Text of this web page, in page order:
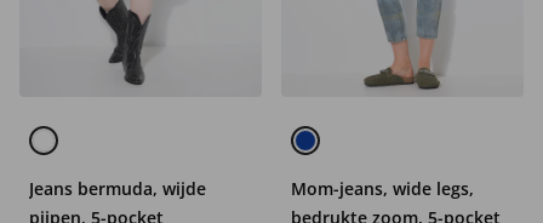
Jeans bermuda, wijde
pijpen, 5-pocket
Mom-jeans, wide legs,
bedrukte zoom, 5-pocket